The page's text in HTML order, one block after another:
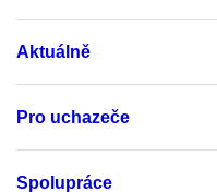
Aktuálně
Pro uchazeče
Spolupráce